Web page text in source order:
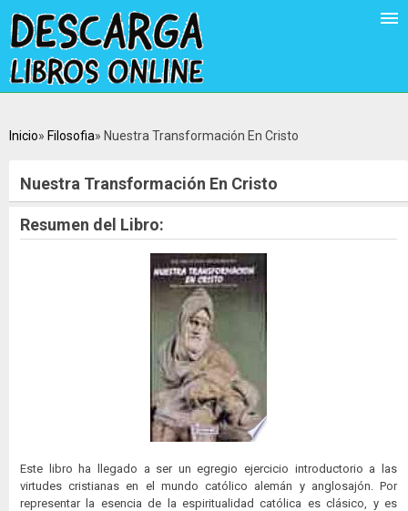
Inicio Filosofia Nuestra Transformación En Cristo
Nuestra Transformación En Cristo
Resumen del Libro:
Este libro ha llegado a ser un egregio ejercicio introductorio a las
virtudes cristianas en el mundo católico alemán y anglosajón. Por
representar la esencia de la espiritualidad católica es clásico, y es